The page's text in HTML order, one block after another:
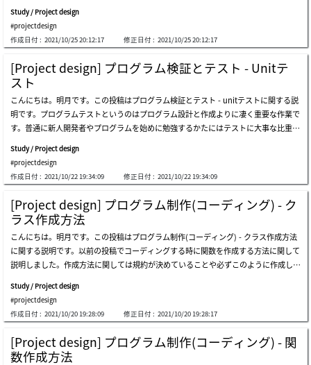
種類や型により違います。例えば、ゲームの場合は普通にアルファー、クローズベー
タ、オープンベータのタイプでテストが行う場合が多いし、一般プログラムツールに
関してもunstableバージョン、stableバージョン(安定化バージョン)を区分してunst
ableバージョンがテストバージョン、stableやltsバージョンが正式なバージョンにな
ります。そしてウェブ環境にはテストバージョン(dev環境バージョン)、正式バージ
ョン(productionバージョン、本番バージョン)で区分して配布する(deploy)場合もあ
ります。これはプログラムの種類やバグの重要性により方法と期間が区分になりま
す。stテスト仕様書を作成する時にはステップ数、つまり、テストの項目数は普通は
プログラムコードライン数の5~10%を作成します。つまり、プログラムのコードが総
10万ラインだとテスト項目を5千件から1万件ほどを作成します。テストの仕様書の
内容は基本設計により論理的なデータ確認なので、単純なutやitで確認したものでは
除きます。例えば、pdfや帳票を出力するボタンを押下する時にちゃ
トをします。結合テストはunitテストから検証された関数とクラスを全体的に合わせ
て一つの流れでテストすることです。ウェブプロジェクトには実際にウェブサーバ
(開発サーバ - dev server)に配布(deploy)して運用しながら検査することです。開発
サーバなので、本データを扱うことではなく、から偽データを使います。テストの範
囲は下記の構造により動きます。結合テストは詳細設計で作成したシークエンスやイ
ンターフェースを確認することなので、プロジェクトの仕様をテストすることよりプ
ログラム的な不良要素を検証することです。例えば、どのデータを渡したらnullエラ
ーが発生するとか、関数によりinputからoutputは正解ですが、関数の順番で値が間
違いか((1+2)*3と1+(2*3)の差異)、ウェブ画面から数字を入れなければならないが、
テキスト文字が入っている場合に表示するエラーメッセージなどをチェックするテス
トなら良いでしょう。結合テストは大幅で二つのパターンで実施します。一つはsele
niumというライブラリを使うことと人がいろいろをクリックしながらチェックする
ことです。seleniumライブラリを利用するのはウェブスクレイピングという技術で
す。link - [python] seleniumライブラリを使う方法(自動ウェブテスト、ウェブスク
レイピング)seleniumライブラリを通ってテストボットを作成するのはjavaもできる
し、c#もできますが、テストの特性上にスクリプト修正が多く発生する領域なので
修正するたびにビルドすることより修正と実行が便利なpythonに個人的に良いでは
ないかと思います。seleniumライブラリを使うことの利点は我々がウェブページを
単純な繰り返しなテストはプログラムとして流すことでテスト時間を短縮することが
できるし、特定な部分を修正して発生するリグレッションテストを簡単にできます。
または、ブラウザによりchrom
Study / Project design
#projectdesign
作成日付 : 2021/10/25 20:12:17 修正日付 : 2021/10/25 20:12:17
[Project design] プログラム検証とテスト - Unitテ
スト
こんにちは。明月です。この投稿はプログラム検証とテスト - unitテストに関する説
明です。プログラムテストというのはプログラム設計と作成よりに凄く重要な作業で
す。普通に新人開発者やプログラムを始めに勉強するかたにはテストに大事な比重に
トというのはプログラムを商品だと思ったら、商品の品質と関連がある部分だし、サ
ービスが開始する時にはサービスの信頼度に関する問題なので、テストというのは設
計と実装よりもっと重要な作業だと思います。組織により違いますが、実務ではプロ
グラム工程で設計と実装よりテスト工程にもっと重要だと思うし、プロジェクト管理
者の中でも品質管理者(テスト管理者)がプロジェクト内で権限が強いの場合もありま
す。テストをすることでプログラムには基本的に人が設計するしコードを作成する作
業なので、基本的にミスが必ず発生するという前提で始まります。テストの段階は大
幅で3段階になりますが、単体テスト(ut: unit test)、結合テスト(it: integration tes
t)、シナリオテストあるいはスタンダードテスト(st: standard test or system test)に
なります。そしてテストの設定範囲は単体テスト(ut)はコードミスをチェックする
し、結合テスト(it)は詳細設計のインターフェースなどをテスト、システムテストは
基本設計及びユーズケースをテストします。上の工程はウォーターフォール工程で設
計から開発、そしてテストの機能構造です。プログラムテスト設計と実行も人がする
ことなので、この過程でもミスが発生する可能性があります。つまり、最悪の結果が
設計でミスして、コードも間違って実装、最後にテスト中でも確認ができないとバグ
Study / Project design
#projectdesign
作成日付 : 2021/10/22 19:34:09 修正日付 : 2021/10/22 19:34:09
[Project design] プログラム制作(コーディング) - ク
ラス作成方法
こんにちは。明月です。この投稿はプログラム制作(コーディング) - クラス作成方法
に関する説明です。以前の投稿でコーディングする時に関数を作成する方法に関して
説明しました。作成方法に関しては規約が決めていることや必ずこのように作成しな
するとプロジェクト管理することで便利だし、もっと直観的なコーディングすること
ではないかと思います。クラスを作成する方法に関しても自分の規則があります。ウ
ェブプロジェクトの基準で作成したものなので、c/sやアプリ開発する場合は差異が
あると思います。オブジェクト指向プログラミング(oop)の4つの特性で抽象化、カ
プセル化、継承化、多相化(ポリモーフィズム)があります。私の場合はこの4つの特
性が何かを深刻に考えたことがあります。実は我々がプログラム作成する時、4つの
Study / Project design
#projectdesign
作成日付 : 2021/10/20 19:28:09 修正日付 : 2021/10/20 19:28:17
[Project design] プログラム制作(コーディング) - 関
数作成方法